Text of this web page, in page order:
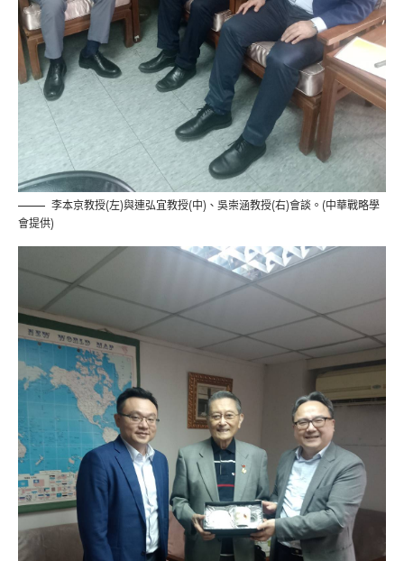
李本京教授(左)與連弘宜教授(中)、吳崇涵教授(右)會談。(中華戰略學
會提供)